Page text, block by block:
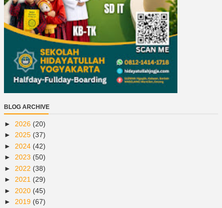
BLOG ARCHIVE
► 2026 (20)
► 2025 (37)
► 2024 (42)
► 2023 (50)
► 2022 (38)
► 2021 (29)
► 2020 (45)
► 2019 (67)